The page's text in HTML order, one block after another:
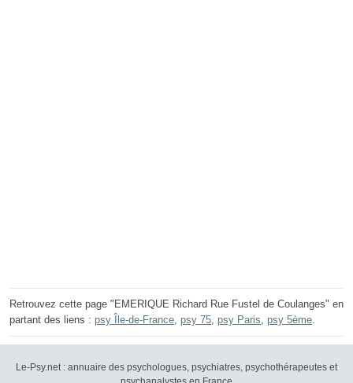
Retrouvez cette page "EMERIQUE Richard Rue Fustel de Coulanges" en
partant des liens : psy Île-de-France, psy 75, psy Paris, psy 5ème.
Le-Psy.net : annuaire des psychologues, psychiatres, psychothérapeutes et